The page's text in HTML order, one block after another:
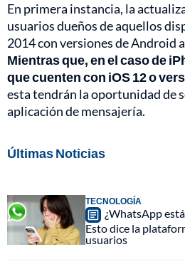
En primera instancia, la
usuarios dueños de aquellos
2014 con versiones de Android
Mientras que, en el caso de
que cuenten con iOS 12 o
esta tendrán la oportunidad de
aplicación de mensajería.
Últimas Noticias
TECNOLOGÍA
¿WhatsApp
Esto dice la
usuarios